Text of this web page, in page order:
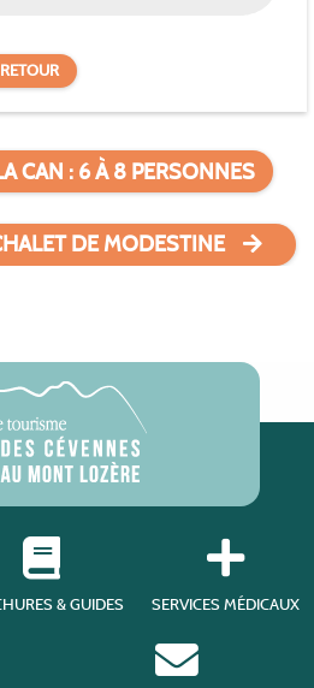
RETOUR
CAN : 6 À 8 PERSONNES
DE MODESTINE
& GUIDES SERVICES MÉDICAUX